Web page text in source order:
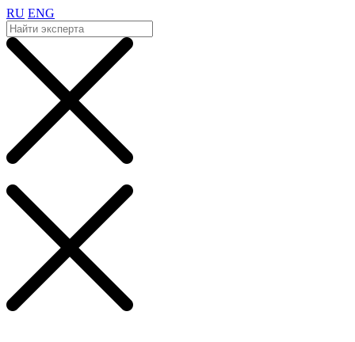
RU ENG